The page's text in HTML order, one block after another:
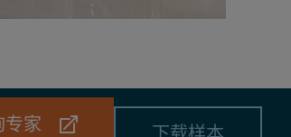
专家